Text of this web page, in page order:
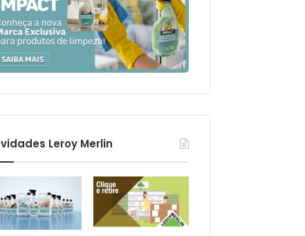
Leroy Merlin